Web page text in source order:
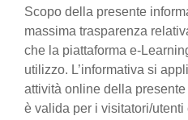
Scopo della presente
massima trasparenza
che la piattaforma e-
utilizzo. L’informativa si
attività online della
è valida per i visitatori/utenti